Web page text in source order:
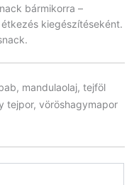
bármikorra –
kiegészítéseként.
mandulaolaj, tejföl
tejpor, vöröshagymapor